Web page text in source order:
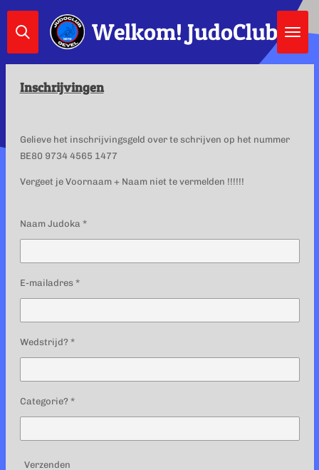
Ga
direct
de
hoofdinhoud
Welkom! JudoClub
Inschrijvingen
Gelieve het inschrijvingsgeld over te schrijven op het nummer
BE80 9734 4565 1477
Vergeet je Voornaam + Naam niet te vermelden !!!!!!
Naam Judoka *
E-mailadres *
Wedstrijd? *
Categorie? *
Verzenden